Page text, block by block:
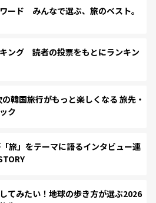
ード みんなで選ぶ、旅のベスト。
ング 読者の投票をもとにランキン
韓国旅行がもっと楽しくなる 旅先・
ク
旅」をテーマに語るインタビュー連
てみたい！地球の歩き方が選ぶ2026